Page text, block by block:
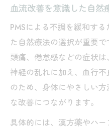
血流改善を意識した自然
PMSによる不調を緩和す
た自然療法の選択が重要
頭痛、倦怠感などの症状
神経の乱れに加え、血行
のため、身体にやさしい
な改善につながります。
具体的には、漢方薬やハ